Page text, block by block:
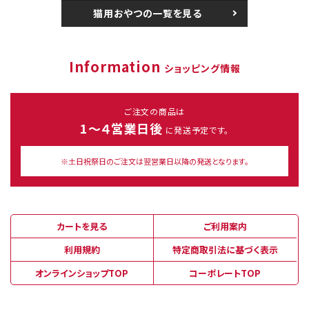
猫用おやつの一覧を見る
Information ショッピング情報
ご注文の商品は
1～４営業日後 に発送予定です。
※土日祝祭日のご注文は翌営業日以降の発送となります。
カートを見る
ご利用案内
利用規約
特定商取引法に基づく表示
オンラインショップTOP
コーポレートTOP